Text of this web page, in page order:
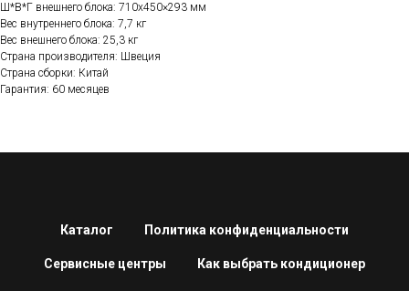
Ш*В*Г внешнего блока: 710х450×293 мм
Вес внутреннего блока: 7,7 кг
Вес внешнего блока: 25,3 кг
Страна производителя: Швеция
Страна сборки: Китай
Гарантия: 60 месяцев
Каталог Политика конфиденциальности
Сервисные центры Как выбрать кондиционер